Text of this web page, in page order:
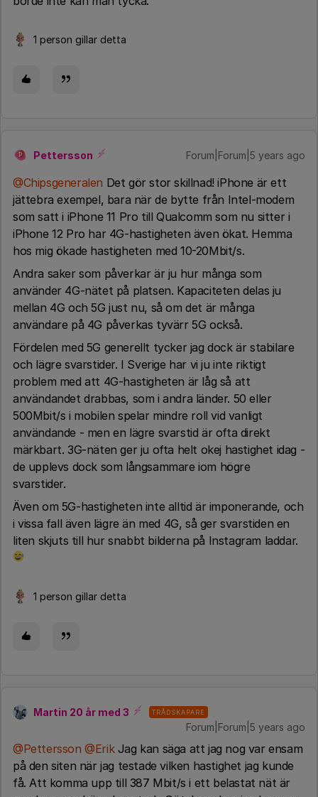
1 person gillar detta
P Pettersson Forum|Forum|5 years ago
@Chipsgeneralen Det gör stor skillnad! iPhone är ett
jättebra exempel, bara när de bytte från Intel-modem
som satt i iPhone 11 Pro till Qualcomm som nu sitter i
iPhone 12 Pro har 4G-hastigheten även ökat. Hemma
hos mig ökade hastigheten med 10-20Mbit/s.
Andra saker som påverkar är ju hur många som
använder 4G-nätet på platsen. Kapaciteten delas ju
mellan 4G och 5G just nu, så om det är många
användare på 4G påverkas tyvärr 5G också.
Fördelen med 5G generellt tycker jag dock är stabilare
och lägre svarstider. I Sverige har vi ju inte riktigt
problem med att 4G-hastigheten är låg så att
användandet drabbas, som i andra länder. 50 eller
500Mbit/s i mobilen spelar mindre roll vid vanligt
användande - men en lägre svarstid är ofta direkt
märkbart. 3G-näten ger ju ofta helt okej hastighet idag -
de upplevs dock som långsammare iom högre
svarstider.
Även om 5G-hastigheten inte alltid är imponerande, och
i vissa fall även lägre än med 4G, så ger svarstiden en
liten skjuts till hur snabbt bilderna på Instagram laddar.
1 person gillar detta
Martin 20 år med 3 TRÅDSKAPARE
Forum|Forum|5 years ago
@Pettersson @ErikJag kan säga att jag nog var ensam
på den siten när jag testade vilken hastighet jag kunde
få. Att komma upp till 387 Mbit/s i ett belastat nät är